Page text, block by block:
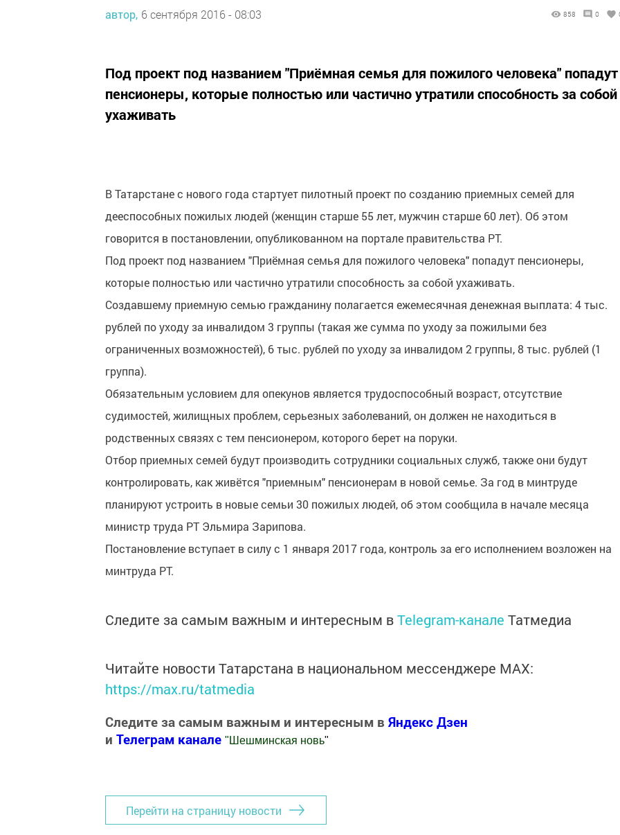
автор, 6 сентября 2016 - 08:03 858 0
Под проект под названием "Приёмная семья для пожилого человека" попадут
пенсионеры, которые полностью или частично утратили способность за собой
ухаживать
В Татарстане с нового года стартует пилотный проект по созданию приемных семей для
дееспособных пожилых людей (женщин старше 55 лет, мужчин старше 60 лет). Об этом
говорится в постановлении, опубликованном на портале правительства РТ.
Под проект под названием "Приёмная семья для пожилого человека" попадут пенсионеры,
которые полностью или частично утратили способность за собой ухаживать.
Создавшему приемную семью гражданину полагается ежемесячная денежная выплата: 4 тыс.
рублей по уходу за инвалидом 3 группы (такая же сумма по уходу за пожилыми без
ограниченных возможностей), 6 тыс. рублей по уходу за инвалидом 2 группы, 8 тыс. рублей (1
группа).
Обязательным условием для опекунов является трудоспособный возраст, отсутствие
судимостей, жилищных проблем, серьезных заболеваний, он должен не находиться в
родственных связях с тем пенсионером, которого берет на поруки.
Отбор приемных семей будут производить сотрудники социальных служб, также они будут
контролировать, как живётся "приемным" пенсионерам в новой семье. За год в минтруде
планируют устроить в новые семьи 30 пожилых людей, об этом сообщила в начале месяца
министр труда РТ Эльмира Зарипова.
Постановление вступает в силу с 1 января 2017 года, контроль за его исполнением возложен на
минтруда РТ.
Следите за самым важным и интересным вTelegram-канале Татмедиа
Читайте новости Татарстана в национальном мессенджере MАХ:
https://max.ru/tatmedia
Следите за самым важным и интересным в Яндекс Дзен
и Телеграм канале " Шешминская новь"
Перейти на страницу новости